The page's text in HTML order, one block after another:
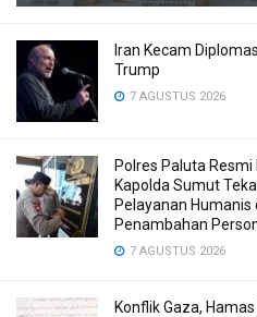
Iran Kecam
Trump
7 AGUSTUS 2026
Polres Paluta Resmi
Kapolda Sumut
Pelayanan Humanis
Penambahan
7 AGUSTUS 2026
Konflik Gaza,